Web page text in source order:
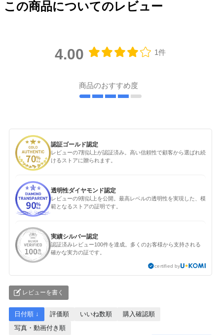
この商品についてのレビュー
4.00 1件
商品のおすすめ度
認証ゴールド認定
レビューの7割以上が認証済み。高い信頼性で顧客から選ばれ続
けるストアに贈られます。
透明性ダイヤモンド認定
レビューの9割以上を公開。最高レベルの透明性を実現した、模
範となるストアの証明です。
実績シルバー認定
認証済みレビュー100件を達成。多くのお客様から支持される
確かな実力の証です。
certified by
レビューを書く
日付順 ↓ 評価順 いいね数順
購入確認順
写真・動画付き順